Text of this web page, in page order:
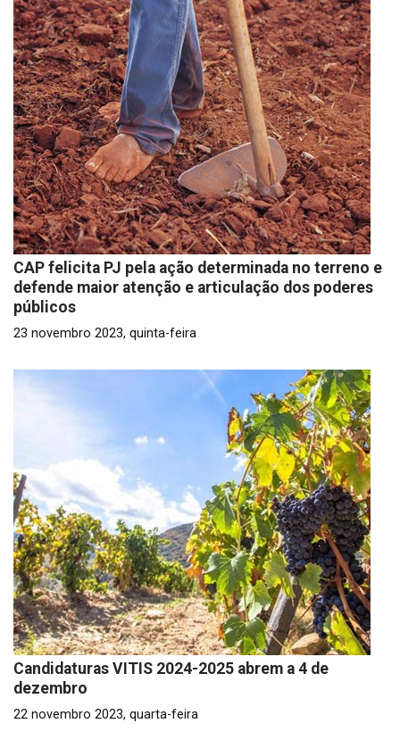
CAP felicita PJ pela ação determinada no terreno e
defende maior atenção e articulação dos poderes
públicos
23 novembro 2023, quinta-feira
Candidaturas VITIS 2024-2025 abrem a 4 de
dezembro
22 novembro 2023, quarta-feira